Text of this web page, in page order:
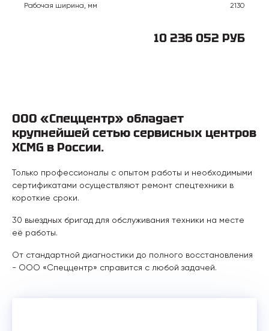
Рабочая ширина, мм
2130
10 236 052 РУБ
ООО «Спеццентр» обладает
крупнейшей сетью сервисных центров
XCMG в России.
Только профессионалы с опытом работы и необходимыми
сертификатами осуществляют ремонт спецтехники в
короткие сроки.
30 выездных бригад для обслуживания техники на месте
её работы.
От стандартной диагностики до полного восстановления
- ООО «Спеццентр» справится с любой задачей.